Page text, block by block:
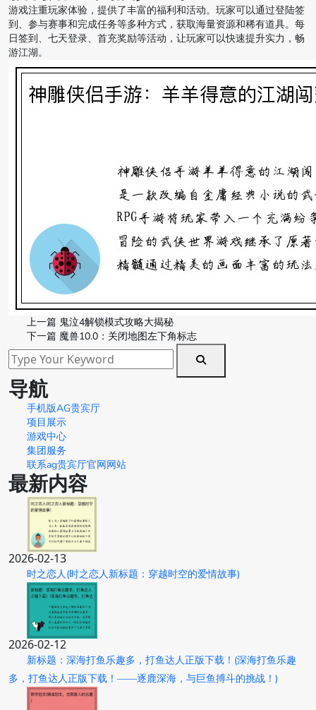
游戏注重玩家体验，提供了丰富的福利和活动。玩家可以通过登陆签
到、参与赛事和完成任务等多种方式，获取海量资源和稀有道具。每
日签到、七天登录、首充奖励等活动，让玩家可以快速提升实力，畅
游江湖。
上一篇 鬼泣4解锁模式攻略大揭秘
下一篇 魔兽10.0：关闭地图左下角标志
导航
手机版AG贵宾厅
项目展示
游戏中心
集团服务
联系ag贵宾厅官网网站
最新内容
2026-02-13
时之恋人(时之恋人新标题：穿越时空的爱情故事)
2026-02-12
新标题：深海打鱼乐趣多，打鱼达人正版下载！(深海打鱼乐趣
多，打鱼达人正版下载！——逐鹿深海，与巨鱼搏斗的挑战！)